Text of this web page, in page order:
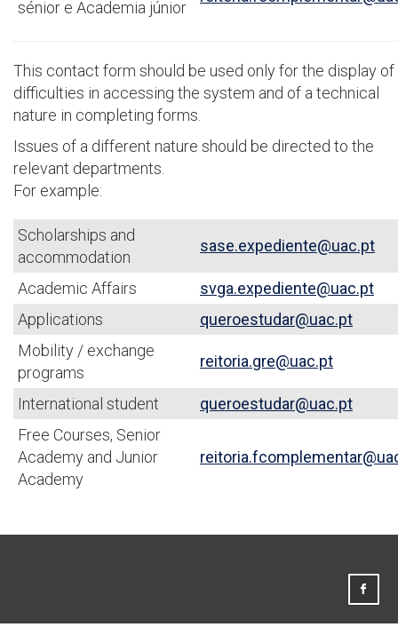
sénior e Academia júnior
This contact form should be used only for the display of
difficulties in accessing the system and of a technical
nature in completing forms.
Issues of a different nature should be directed to the
relevant departments.
For example:
Scholarships and
accommodation
sase.expediente@uac.pt
Academic Affairs
svga.expediente@uac.pt
Applications
queroestudar@uac.pt
Mobility / exchange
programs
reitoria.gre@uac.pt
International student
queroestudar@uac.pt
Free Courses, Senior
Academy and Junior
Academy